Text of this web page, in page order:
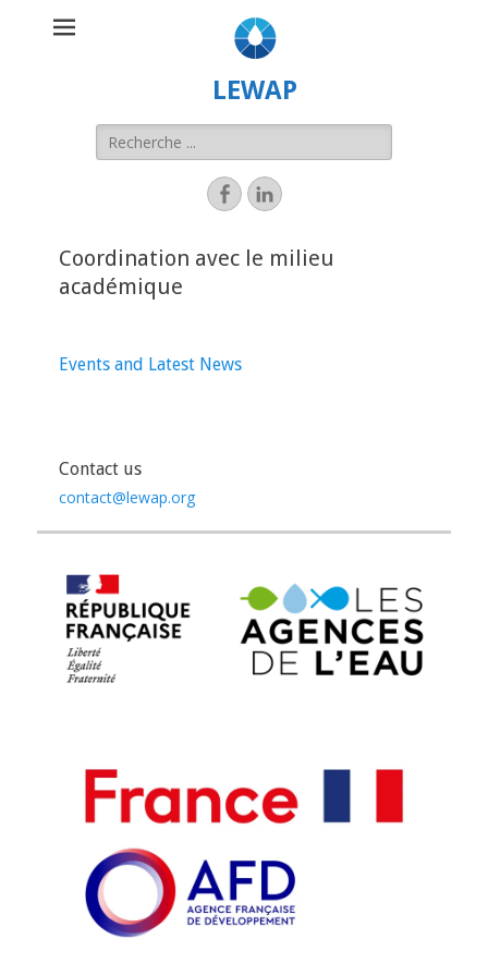
LEWAP
Coordination avec le milieu
académique
Events and Latest News
Contact us
contact@lewap.org